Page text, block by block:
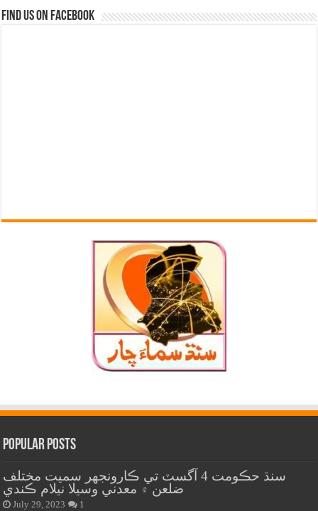
Find us on Facebook
Popular Posts
سنڌ حڪومت 4 آگسٽ تي ڪارونجهر سميت مختلف
ضلعن ۾ معدني وسيلا نيلام ڪندي
July 29, 2023 1